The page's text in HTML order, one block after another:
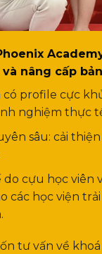
nâng cấp
có profile cực
nghiệm thực
sâu: cải
cựu học viên
các học viện
tư vấn về